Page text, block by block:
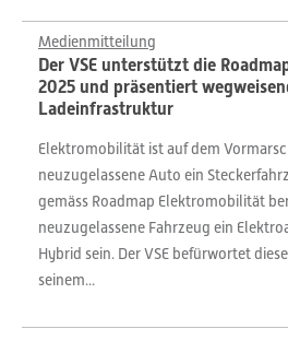
Medienmitteilung
Der VSE unterstützt die
2025 und präsentiert
Ladeinfrastruktur
Elektromobilität ist auf dem
neuzugelassene Auto ein
gemäss Roadmap Elektromobilität
neuzugelassene Fahrzeug ein
Hybrid sein. Der VSE befürwortet
seinem...